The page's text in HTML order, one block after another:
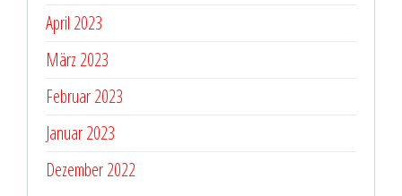
April 2023
März 2023
Februar 2023
Januar 2023
Dezember 2022